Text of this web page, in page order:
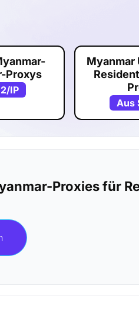
Proxys
/IP
Myanmar
Aus
Proxies für